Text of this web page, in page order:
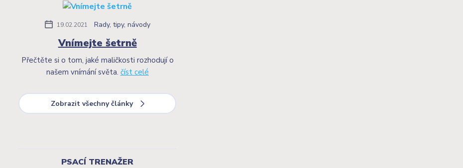
19.02.2021 Rady, tipy, návody
Vnímejte šetrně
Přečtěte si o tom, jaké maličkosti rozhodují o
našem vnímání světa. číst celé
Zobrazit všechny články
PSACÍ TRENAŽER